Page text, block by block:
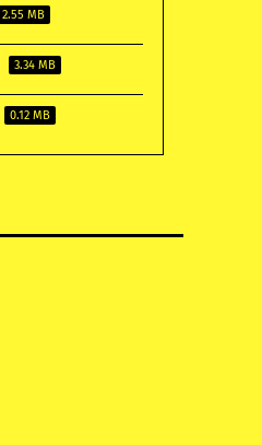
2.55 MB
3.34 MB
0.12 MB